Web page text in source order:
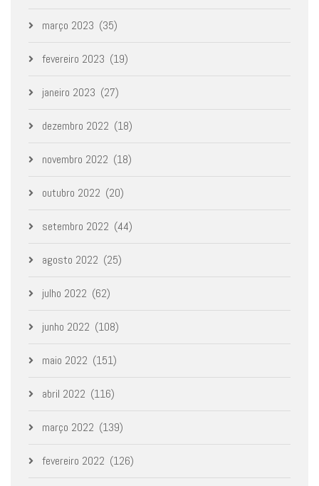
março 2023 (35)
fevereiro 2023 (19)
janeiro 2023 (27)
dezembro 2022 (18)
novembro 2022 (18)
outubro 2022 (20)
setembro 2022 (44)
agosto 2022 (25)
julho 2022 (62)
junho 2022 (108)
maio 2022 (151)
abril 2022 (116)
março 2022 (139)
fevereiro 2022 (126)